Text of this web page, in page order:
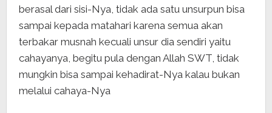
berasal dari sisi-Nya, tidak ada satu unsurpun bisa
sampai kepada matahari karena semua akan
terbakar musnah kecuali unsur dia sendiri yaitu
cahayanya, begitu pula dengan Allah SWT, tidak
mungkin bisa sampai kehadirat-Nya kalau bukan
melalui cahaya-Nya